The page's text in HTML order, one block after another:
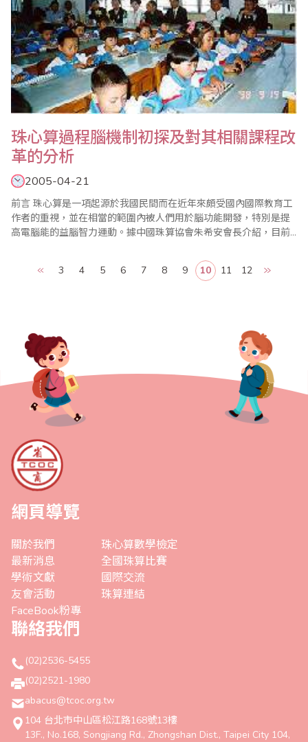
珠心算過程腦機制初探及對其相關課程改
革的分析
2005-04-21
前言 珠心算是一項起源於我國民間而在近年來頗受國內國際教育工
作者的重視，並在相當的範圍內被人們用於腦功能開發，特別是提
高電腦能的益腦智力運動。據中國珠算協會朱希安會長介紹，目前
課和活動課中實施。從大量的珠心算教育研究報告中可以看到，各
地實踐者的經驗已經揭示，珠心算可以十分顯著和有效地提高學生
3 4 5 6 7 8 9 10 11 12
網頁導覽
關於我們
最新消息
學術文獻
友會活動
FaceBook粉專
珠心算數學檢定
全國珠算比賽
國際交流
珠算連結
聯絡我們
(02)2536-5455
(02)2521-1980
abacus@tcoc.org.tw
104 台北市中山區松江路168號13樓
13F., No.168, Songjiang Rd., Zhongshan Dist., Taipei City 104,